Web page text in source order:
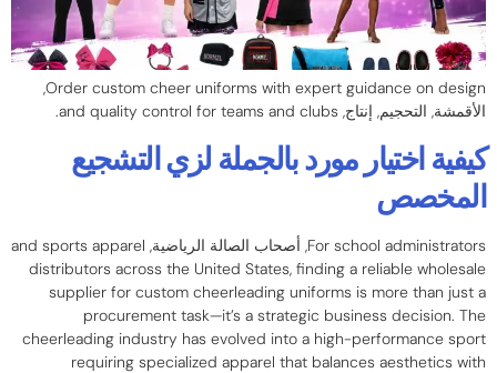
Order custom cheer uniforms with expert guidance on design
,
الأقمشة, التحجيم, إنتاج, and quality control for teams and clubs
.
كيفية اختيار مورد بالجملة لزي التشجيع
المخصص
For school administrators, أصحاب الصالة الرياضية, and sports apparel
distributors across the United States, finding a reliable wholesale
supplier for custom cheerleading uniforms is more than just a
procurement task—it’s a strategic business decision. The
cheerleading industry has evolved into a high-performance sport
requiring specialized apparel that balances aesthetics with